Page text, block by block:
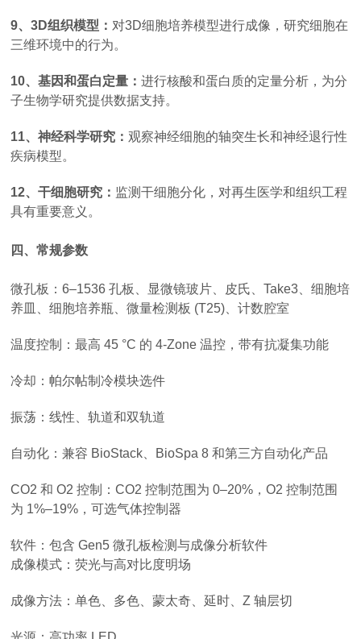
9、3D组织模型： 对3D细胞培养模型进行成像，研究细胞在
三维环境中的行为。
10、基因和蛋白定量：进行核酸和蛋白质的定量分析，为分
子生物学研究提供数据支持。
11、神经科学研究：观察神经细胞的轴突生长和神经退行性
疾病模型。
12、干细胞研究： 监测干细胞分化，对再生医学和组织工程
具有重要意义。
四、常规参数
微孔板：6–1536 孔板、显微镜玻片、皮氏、Take3、细胞培
养皿、细胞培养瓶、微量检测板 (T25)、计数腔室
温度控制：最高 45 °C 的 4-Zone 温控，带有抗凝集功能
冷却：帕尔帖制冷模块选件
振荡：线性、轨道和双轨道
自动化：兼容 BioStack、BioSpa 8 和第三方自动化产品
CO2 和 O2 控制：CO2 控制范围为 0–20%，O2 控制范围
为 1%–19%，可选气体控制器
软件：包含 Gen5 微孔板检测与成像分析软件
成像模式：荧光与高对比度明场
成像方法：单色、多色、蒙太奇、延时、Z 轴层切